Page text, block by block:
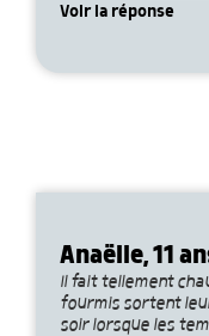
Voir la réponse
Anaëlle, 11
Il fait tellement
fourmis sortent
soir lorsque les